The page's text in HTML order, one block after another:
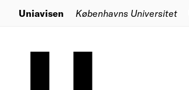
Uniavisen Københavns Universitet